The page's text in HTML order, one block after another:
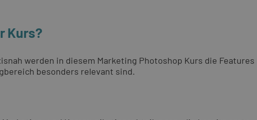
Kurs?
werden in diesem Marketing Photoshop Kurs die Features
besonders relevant sind.